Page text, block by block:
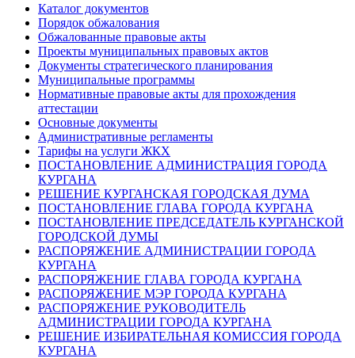
Каталог документов
Порядок обжалования
Обжалованные правовые акты
Проекты муниципальных правовых актов
Документы стратегического планирования
Муниципальные программы
Нормативные правовые акты для прохождения
аттестации
Основные документы
Административные регламенты
Тарифы на услуги ЖКХ
ПОСТАНОВЛЕНИЕ АДМИНИСТРАЦИЯ ГОРОДА
КУРГАНА
РЕШЕНИЕ КУРГАНСКАЯ ГОРОДСКАЯ ДУМА
ПОСТАНОВЛЕНИЕ ГЛАВА ГОРОДА КУРГАНА
ПОСТАНОВЛЕНИЕ ПРЕДСЕДАТЕЛЬ КУРГАНСКОЙ
ГОРОДСКОЙ ДУМЫ
РАСПОРЯЖЕНИЕ АДМИНИСТРАЦИИ ГОРОДА
КУРГАНА
РАСПОРЯЖЕНИЕ ГЛАВА ГОРОДА КУРГАНА
РАСПОРЯЖЕНИЕ МЭР ГОРОДА КУРГАНА
РАСПОРЯЖЕНИЕ РУКОВОДИТЕЛЬ
АДМИНИСТРАЦИИ ГОРОДА КУРГАНА
РЕШЕНИЕ ИЗБИРАТЕЛЬНАЯ КОМИССИЯ ГОРОДА
КУРГАНА